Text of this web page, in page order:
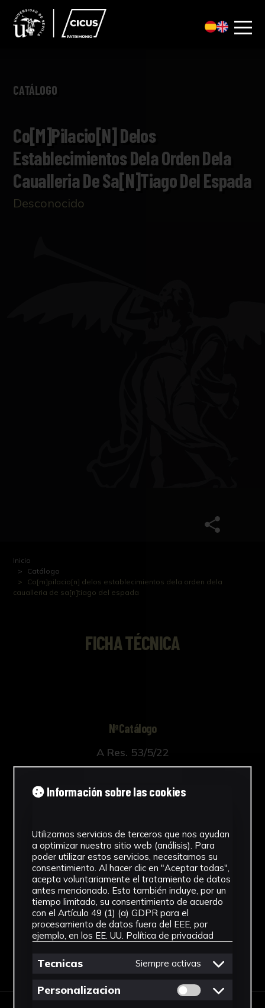
CATÁLOGO
Co[m]pilacio[n] Delos
Establecimientos Dela Orden Dela
Caualleria De Sa[n]tiago Del Espada
Desconocido
Inicio
Catálogo
Co[m]pilacio[n] delos establecimientos dela orden dela
caualleria de sa[n]tiago del espada
FICHA TÉCNICA
NºCatálogo
A Res. 53/5/22
Desconocido
SF
Fondo
Sin fondo
Descargar Ficha
Información sobre las cookies
Utilizamos servicios de terceros que nos ayudan
a optimizar nuestro sitio web (análisis). Para
poder utilizar estos servicios, necesitamos su
consentimiento. Al hacer clic en "Aceptar todas",
acepta voluntariamente el tratamiento de datos
antes mencionado. Esto también incluye, por un
tiempo limitado, su consentimiento de acuerdo
con el Artículo 49 (1) (a) GDPR para el
procesamiento de datos fuera del EEE, por
ejemplo, en los EE. UU. Política de privacidad
Tecnicas Siempre activas
Personalizacion Permitir cookies